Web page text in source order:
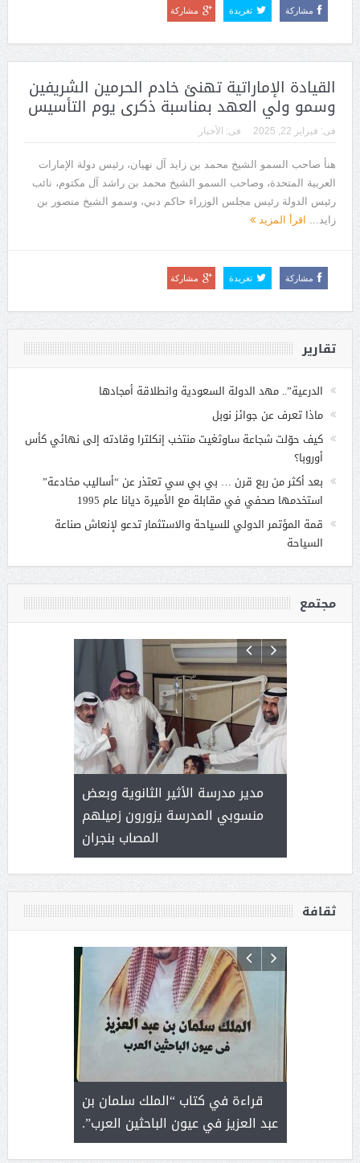
مشاركة تغريدة مشاركة
القيادة الإماراتية تهنئ خادم الحرمين الشريفين
وسمو ولي العهد بمناسبة ذكرى يوم التأسيس
فى: فبراير 22, 2025 فى: الأخبار
هنأ صاحب السمو الشيخ محمد بن زايد آل نهيان، رئيس دولة الإمارات
العربية المتحدة، وصاحب السمو الشيخ محمد بن راشد آل مكتوم، نائب
رئيس الدولة رئيس مجلس الوزراء حاكم دبي، وسمو الشيخ منصور بن
زايد... اقرأ المزيد
مشاركة تغريدة مشاركة
تقارير
الدرعية”.. مهد الدولة السعودية وانطلاقة أمجادها
ماذا تعرف عن جوائز نوبل
كيف حوّلت شجاعة ساوثغيت منتخب إنكلترا وقادته إلى نهائي كأس
أوروبا؟
بعد أكثر من ربع قرن … بي بي سي تعتذر عن “أساليب مخادعة”
استخدمها صحفي في مقابلة مع الأميرة ديانا عام 1995
قمة المؤتمر الدولي للسياحة والاستثمار تدعو لإنعاش صناعة
السياحة
مجتمع
( محمد
مدير مدرسة الأثير الثانوية وبعض
منسوبي المدرسة يزورون زميلهم
المصاب بنجران
ثقافة
قراءة في كتاب “الملك سلمان بن
عبد العزيز في عيون الباحثين العرب”.
لايعرف